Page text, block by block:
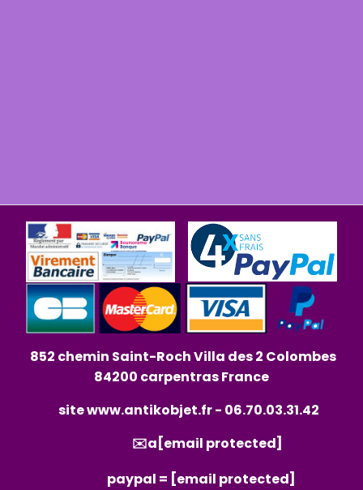
852 chemin Saint-Roch Villa des 2 Colombes
84200 carpentras France
sitewww.antikobjet.fr- 06.70.03.31.42
✉️a [email protected]
paypal = [email protected]